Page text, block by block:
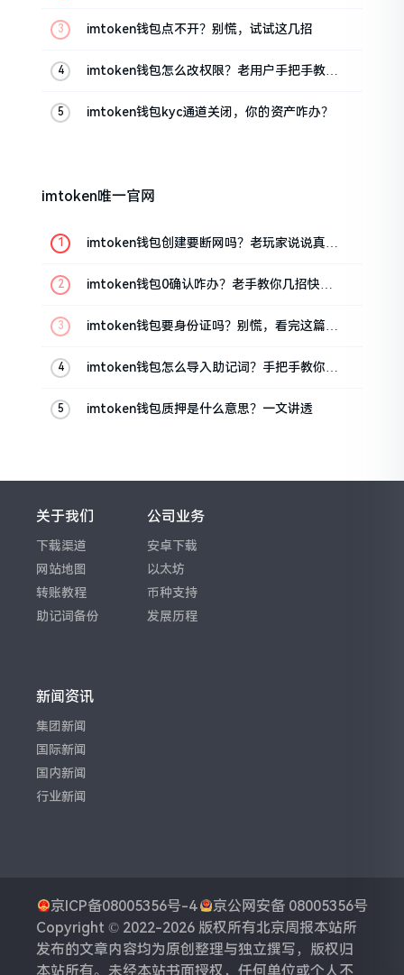
imtoken钱包点不开？别慌，试试这几招
imtoken钱包怎么改权限？老用户手把手教你
imtoken钱包kyc通道关闭，你的资产咋办？
imtoken唯一官网
imtoken钱包创建要断网吗？老玩家说说真实
imtoken钱包0确认咋办？老手教你几招快速
imtoken钱包要身份证吗？别慌，看完这篇就
imtoken钱包怎么导入助记词？手把手教你找
imtoken钱包质押是什么意思？一文讲透
关于我们
下载渠道
网站地图
转账教程
助记词备份
公司业务
安卓下载
以太坊
币种支持
发展历程
新闻资讯
集团新闻
国际新闻
国内新闻
行业新闻
京ICP备08005356号-4
京公网安备 08005356号
Copyright © 2022-2026 版权所有北京周报本站所
发布的文章内容均为原创整理与独立撰写，版权归
本站所有。未经本站书面授权，任何单位或个人不